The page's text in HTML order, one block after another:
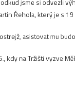
jsme si odvezli
Řehola, který je s
asistovat mu
kdy na Tržišti vyzve